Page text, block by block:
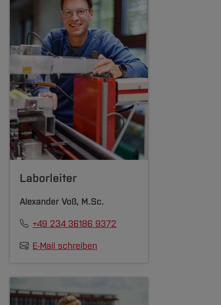
Laborleiter
Alexander Voß, M.Sc.
+49 234 36186 9372
E-Mail schreiben